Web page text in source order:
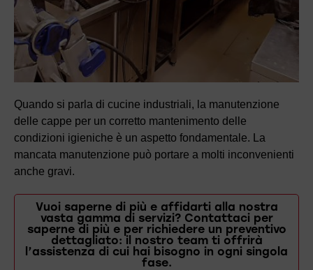
Quando si parla di cucine industriali, la manutenzione
delle cappe per un corretto mantenimento delle
condizioni igieniche è un aspetto fondamentale. La
mancata manutenzione può portare a molti inconvenienti
anche gravi.
Vuoi saperne di più e affidarti alla nostra
vasta gamma di servizi? Contattaci per
saperne di più e per richiedere un preventivo
dettagliato: il nostro team ti offrirà
l’assistenza di cui hai bisogno in ogni singola
fase.